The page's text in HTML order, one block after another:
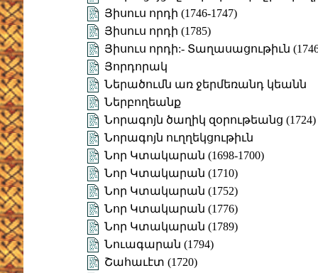
Յիսուս որդի (1746-1747)
Յիսուս որդի (1785)
Յիսուս որդի:- Տաղասացութիւն
Յորդորակ
Ներածումն առ ջերմեռանդ կեանն
Ներբողեանք
Նորագոյն ծաղիկ զօրութեանց (1724)
Նորագոյն ուղղեկցութիւն
Նոր Կտակարան (1698-1700)
Նոր Կտակարան (1710)
Նոր Կտակարան (1752)
Նոր Կտակարան (1776)
Նոր Կտակարան (1789)
Նուագարան (1794)
Շահաւէտ (1720)